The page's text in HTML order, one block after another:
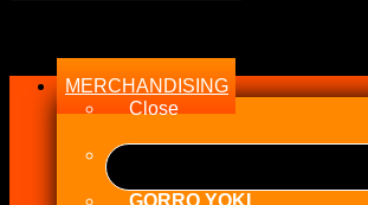
MERCHANDISING
Close
GORRO YOKI